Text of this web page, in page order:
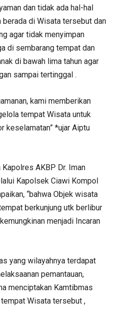
dan tidak ada hal-hal
berada di Wisata tersebut dan
agar tidak menyimpan
di sembarang tempat dan
di bawah lima tahun agar
sampai tertinggal .
kami memberikan
tempat Wisata untuk
keselamatan” *ujar Aiptu
AKBP Dr. Iman
Kapolsek Ciawi Kompol
“bahwa Objek wisata
berkunjung utk berlibur
menjadi Incaran
yang wilayahnya terdapat
pemantauan,
menciptakan Kamtibmas
Wisata tersebut ,